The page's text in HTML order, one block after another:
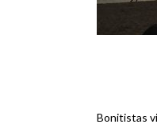
Bonitistas